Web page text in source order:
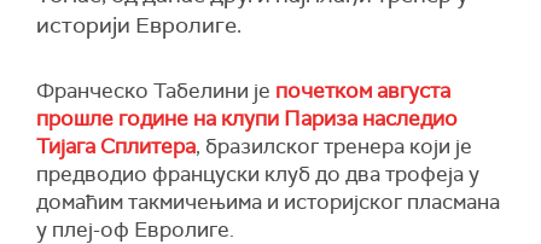
историји Евролиге.
Франческо Табелини је почетком августа
прошле године на клупи Париза наследио
Тијага Сплитера, бразилског тренера који је
предводио француски клуб до два трофеја у
домаћим такмичењима и историјског пласмана
у плеј-оф Евролиге.